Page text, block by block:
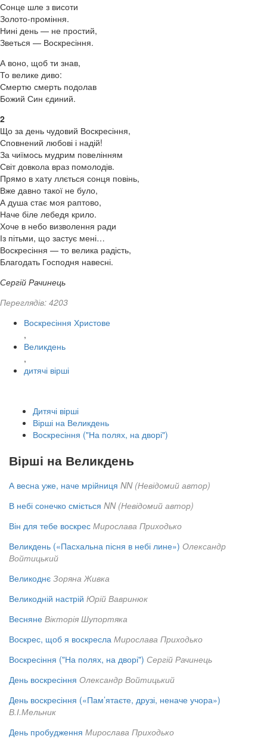
Сонце шле з висоти
Золото-проміння.
Нині день — не простий,
Зветься — Воскресіння.
А воно, щоб ти знав,
То велике диво:
Смертю смерть подолав
Божий Син єдиний.
2
Що за день чудовий Воскресіння,
Сповнений любові і надій!
За чиїмось мудрим повелінням
Світ довкола враз помолодів.
Прямо в хату ллється сонця повінь,
Вже давно такої не було,
А душа стає моя раптово,
Наче біле лебедя крило.
Хоче в небо визволення ради
Із пітьми, що застує мені…
Воскресіння — то велика радість,
Благодать Господня навесні.
Сергій Рачинець
Переглядів: 4203
Воскресіння Христове
,
Великдень
,
дитячі вірші
Дитячі вірші
Вірші на Великдень
Воскресіння ("На полях, на дворі")
Вірші на Великдень
А весна уже, наче мрійниця NN (Невідомий автор)
В небі сонечко сміється NN (Невідомий автор)
Він для тебе воскрес Мирослава Приходько
Великдень («Пасхальна пісня в небі лине») Олександр
Войтицький
Великоднє Зоряна Живка
Великодній настрій Юрій Вавринюк
Весняне Вікторія Шупортяка
Воскрес, щоб я воскресла Мирослава Приходько
Воскресіння ("На полях, на дворі") Сергій Рачинець
День воскресіння Олександр Войтицький
День воскресіння («Пам’ятаєте, друзі, неначе учора»)
В.І.Мельник
День пробудження Мирослава Приходько